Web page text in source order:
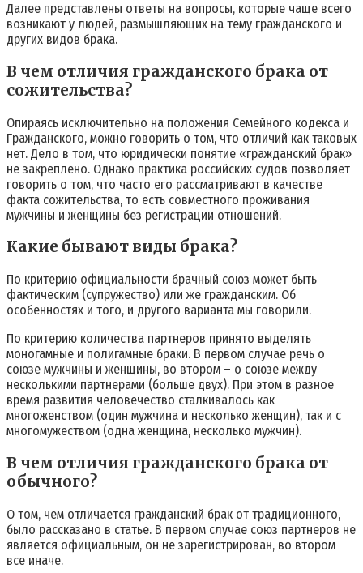
Далее представлены ответы на вопросы, которые чаще всего
возникают у людей, размышляющих на тему гражданского и
других видов брака.
В чем отличия гражданского брака от
сожительства?
Опираясь исключительно на положения Семейного кодекса и
Гражданского, можно говорить о том, что отличий как таковых
нет. Дело в том, что юридически понятие «гражданский брак»
не закреплено. Однако практика российских судов позволяет
говорить о том, что часто его рассматривают в качестве
факта сожительства, то есть совместного проживания
мужчины и женщины без регистрации отношений.
Какие бывают виды брака?
По критерию официальности брачный союз может быть
фактическим (супружество) или же гражданским. Об
особенностях и того, и другого варианта мы говорили.
По критерию количества партнеров принято выделять
моногамные и полигамные браки. В первом случае речь о
союзе мужчины и женщины, во втором – о союзе между
несколькими партнерами (больше двух). При этом в разное
время развития человечество сталкивалось как
многоженством (один мужчина и несколько женщин), так и с
многомужеством (одна женщина, несколько мужчин).
В чем отличия гражданского брака от
обычного?
О том, чем отличается гражданский брак от традиционного,
было рассказано в статье. В первом случае союз партнеров не
является официальным, он не зарегистрирован, во втором
все иначе.